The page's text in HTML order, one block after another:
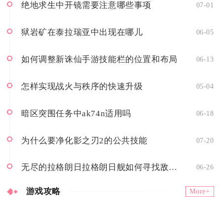
绝地求生中开镜需要注意哪些事项 07-01
狱岩矿在泰拉瑞亚中出现在哪儿 06-05
如何调整新诛仙手游技能栏的位置和布局 06-13
怎样实现战火与秩序的快速升级 05-04
暗区突围任务中ak74n适用吗 06-18
为什么要净化影之刃2的公共技能 07-20
无尽的拉格朗日拉格朗日舰如何寻找敌方基地 06-26
游戏攻略 More+